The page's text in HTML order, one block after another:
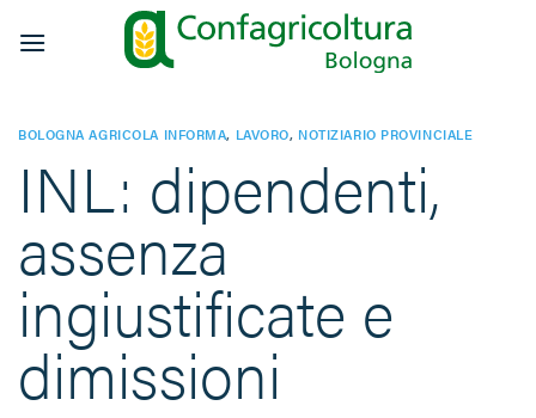
BOLOGNA AGRICOLA INFORMA, LAVORO, NOTIZIARIO PROVINCIALE
INL: dipendenti,
assenza
ingiustificate e
dimissioni